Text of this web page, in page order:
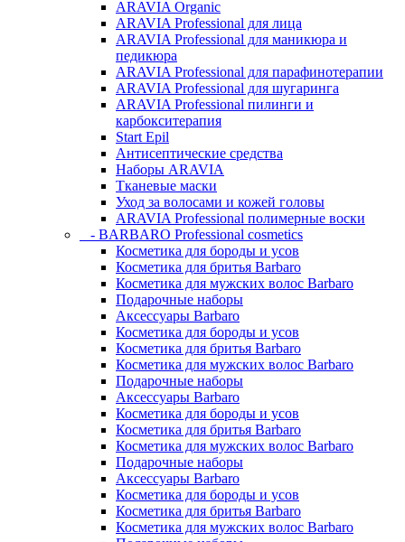
ARAVIA Organic
ARAVIA Professional для лица
ARAVIA Professional для маникюра и
педикюра
ARAVIA Professional для парафинотерапии
ARAVIA Professional для шугаринга
ARAVIA Professional пилинги и
карбокситерапия
Start Epil
Антисептические средства
Наборы ARAVIA
Тканевые маски
Уход за волосами и кожей головы
ARAVIA Professional полимерные воски
- BARBARO Professional cosmetics
Косметика для бороды и усов
Косметика для бритья Barbaro
Косметика для мужских волос Barbaro
Подарочные наборы
Аксессуары Barbaro
Косметика для бороды и усов
Косметика для бритья Barbaro
Косметика для мужских волос Barbaro
Подарочные наборы
Аксессуары Barbaro
Косметика для бороды и усов
Косметика для бритья Barbaro
Косметика для мужских волос Barbaro
Подарочные наборы
Аксессуары Barbaro
Косметика для бороды и усов
Косметика для бритья Barbaro
Косметика для мужских волос Barbaro